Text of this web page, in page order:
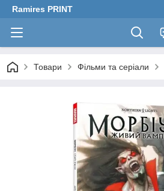
Ramires PRINT
Товари Фільми та серіали